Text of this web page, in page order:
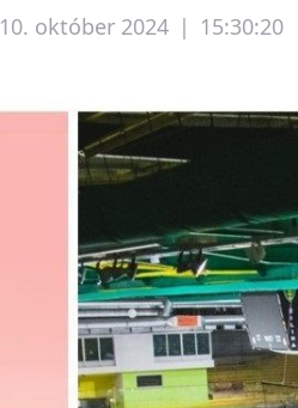
10. október 2024 | 15:30:20